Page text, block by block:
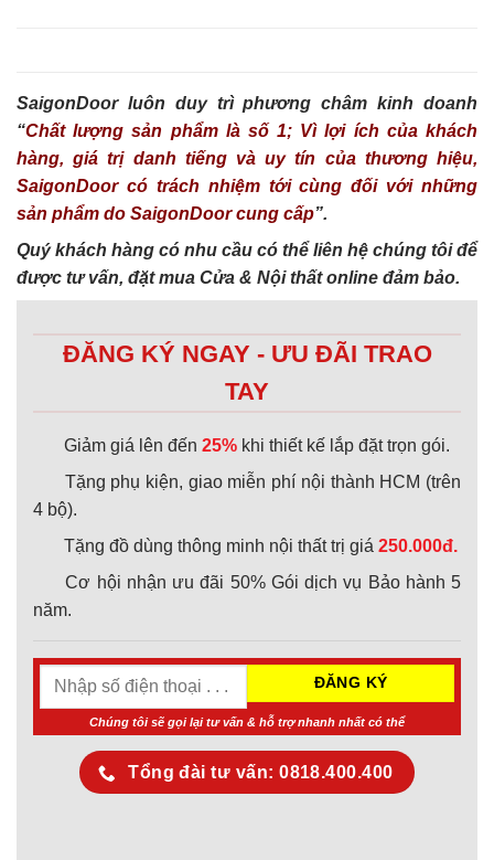
SaigonDoor luôn duy trì phương châm kinh doanh
“Chất lượng sản phẩm là số 1; Vì lợi ích của khách
hàng, giá trị danh tiếng và uy tín của thương hiệu,
SaigonDoor có trách nhiệm tới cùng đối với những
sản phẩm do SaigonDoor cung cấp”.
Quý khách hàng có nhu cầu có thể liên hệ chúng tôi để
được tư vấn, đặt mua Cửa & Nội thất online đảm bảo.
ĐĂNG KÝ NGAY - ƯU ĐÃI TRAO
TAY
Giảm giá lên đến 25% khi thiết kế lắp đặt trọn gói.
Tặng phụ kiện, giao miễn phí nội thành HCM (trên
4 bộ).
Tặng đồ dùng thông minh nội thất trị giá 250.000đ.
Cơ hội nhận ưu đãi 50% Gói dịch vụ Bảo hành 5
năm.
Chúng tôi sẽ gọi lại tư vấn & hỗ trợ nhanh nhất có thể
Tổng đài tư vấn: 0818.400.400